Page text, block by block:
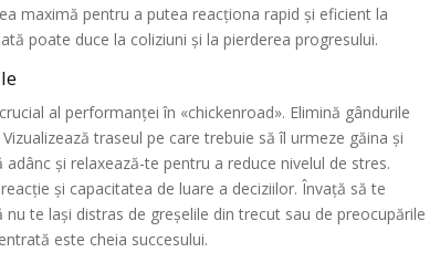
maximă pentru a putea reacționa rapid și eficient la
poate duce la coliziuni și la pierderea progresului.
al performanței în «chickenroad». Elimină gândurile
traseul pe care trebuie să îl urmeze găina și
și relaxează-te pentru a reduce nivelul de stres.
și capacitatea de luare a deciziilor. Învață să te
te lași distras de greșelile din trecut sau de preocupările
este cheia succesului.